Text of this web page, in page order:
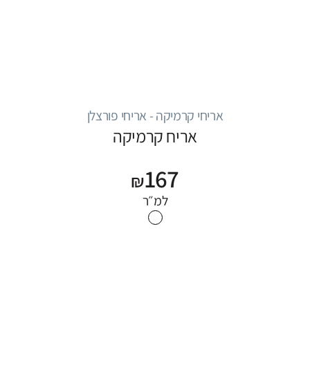
אריחי קרמיקה - אריחי פורצלן
אריח קרמיקה
₪167
למ״ר